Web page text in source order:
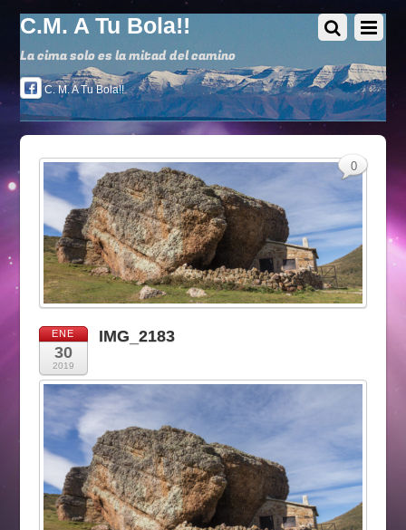
C.M. A Tu Bola!!
La cima solo es la mitad del camino
C. M. A Tu Bola!!
ENE
30
2019
IMG_2183
0